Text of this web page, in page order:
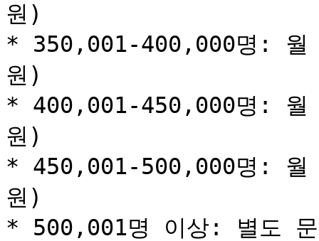
원)
* 350,001-400,000명:
원)
* 400,001-450,000명:
원)
* 450,001-500,000명:
원)
* 500,001명 이상: 별도